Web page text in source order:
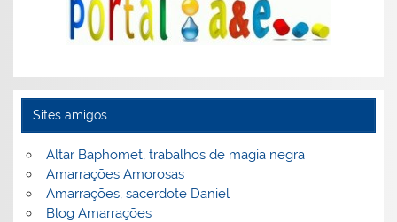
Sites amigos
Altar Baphomet, trabalhos de magia negra
Amarrações Amorosas
Amarrações, sacerdote Daniel
Blog Amarrações